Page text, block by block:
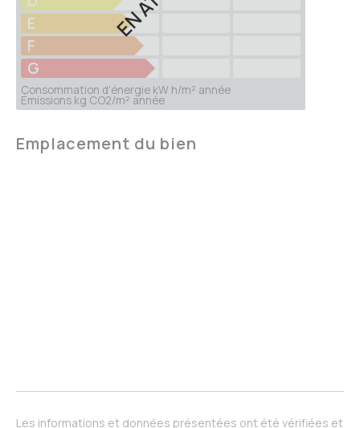
E
F
G
Consommation d'énergie kW h/m² année
Émissions kg CO2/m² année
Emplacement du bien
Les informations et données présentées ont été vérifiées et